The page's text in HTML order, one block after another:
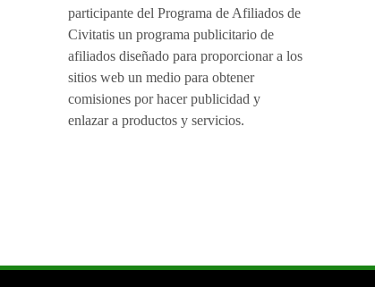
participante del Programa de Afiliados de
Civitatis un programa publicitario de
afiliados diseñado para proporcionar a los
sitios web un medio para obtener
comisiones por hacer publicidad y
enlazar a productos y servicios.